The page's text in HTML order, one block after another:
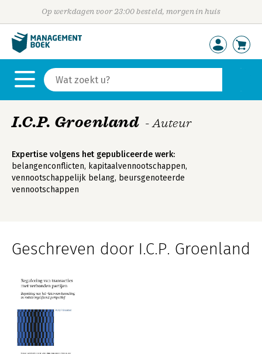
Op werkdagen voor 23:00 besteld, morgen in huis
I.C.P. Groenland - Auteur
Expertise volgens het gepubliceerde werk:
belangenconflicten, kapitaalvennootschappen,
vennootschappelijk belang, beursgenoteerde
vennootschappen
Geschreven door I.C.P. Groenland